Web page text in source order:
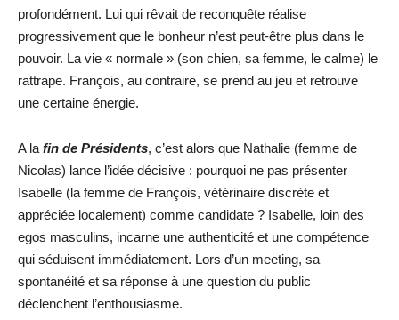
profondément. Lui qui rêvait de reconquête réalise
progressivement que le bonheur n’est peut-être plus dans le
pouvoir. La vie « normale » (son chien, sa femme, le calme) le
rattrape. François, au contraire, se prend au jeu et retrouve
une certaine énergie.
A la fin de Présidents, c’est alors que Nathalie (femme de
Nicolas) lance l’idée décisive : pourquoi ne pas présenter
Isabelle (la femme de François, vétérinaire discrète et
appréciée localement) comme candidate ? Isabelle, loin des
egos masculins, incarne une authenticité et une compétence
qui séduisent immédiatement. Lors d’un meeting, sa
spontanéité et sa réponse à une question du public
déclenchent l’enthousiasme.